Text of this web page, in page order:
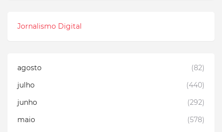
Jornalismo Digital
agosto
(82)
julho
(440)
junho
(292)
maio
(578)